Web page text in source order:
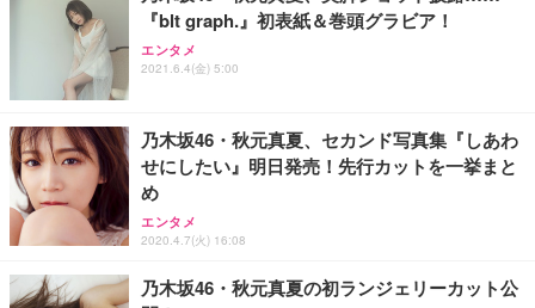
Sezlife オフィスチェア デスクチェア 疲れない テレ
ワーク チェア 強化バックレスト 30度ロッキング機
能 人間工学 椅子 腰サポート 90度跳ね上げ式アーム
務用 おしゃれ パソコンチェア (ブラック)
Sezlife オフィスチェア デスクチェア 疲れない テレ
ワーク チェア 強化バックレスト 30度ロッキング機
能 人間工学 椅子 腰サポート 90度跳ね上げ式アーム
レスト 3Dヘッドレスト ハンガー付き 高反発クッシ
務用 おしゃれ パソコンチェア (ホワイト)
￥7,680
【純正品】27"ゲーミングモニター DualSense 充電
フック付き（CFI-ZDM1J）
【整備済み品】Dell E2724HS 27インチ 液晶モニタ
ー フルHD（1920×1080）VA 非光沢 HDMI/DisplayP
ort/VGA スピーカー内蔵 高さ調整 スイベル VESA対
応 ComfortView ビジネス向け
￥15,800
ネオ・ルーライフ ネオ・オムツ L 中型犬用 26枚入
り 単品
Smart Basic(スマートベーシック) 【Amazon.co.jp
限定】 Smart Basic アイリスオーヤマ ペットシーツ
超厚型 お徳用 ワイド 100枚入 (x 1) (ケース販売)
￥3,670
『blt graph.』初表紙＆巻頭グラビア！
エンタメ
2021.6.4(金) 5:00
乃木坂46・秋元真夏、セカンド写真集『しあわ
せにしたい』明日発売！先行カットを一挙まと
め
エンタメ
2020.4.7(火) 16:08
乃木坂46・秋元真夏の初ランジェリーカット公